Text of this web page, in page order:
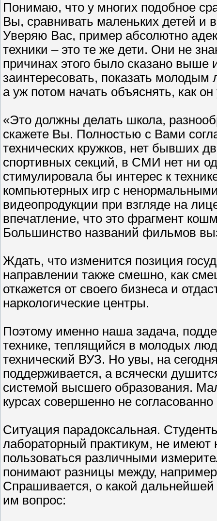
Понимаю, что у многих подобное
Вы, сравнивать маленьких детей и
Уверяю Вас, пример абсолютно
техники – это те же дети. Они не
причинах этого было сказано выше
заинтересовать, показать
а уж потом начать объяснять, как он
«Это должны делать школа,
скажете Вы. Полностью с Вами
технических кружков, нет бывших
спортивных секций, в СМИ нет ни
стимулировала бы интерес к
компьютерных игр с
видеопродукции при взгляде на
впечатление, что это фрагмент
Большинство названий фильмов
Ждать, что изменится позиция
направлении также смешно, как
откажется от своего бизнеса и
наркологические центры.
Поэтому именно наша задача,
технике, теплящийся в молодых
технический ВУЗ. Но увы, на
поддерживается, а всячески
системой высшего образования.
курсах совершенно не
Ситуация парадоксальная.
лабораторный практикум, не имеют
пользоваться различными
понимают разницы между,
Спрашивается, о какой
им вопрос: